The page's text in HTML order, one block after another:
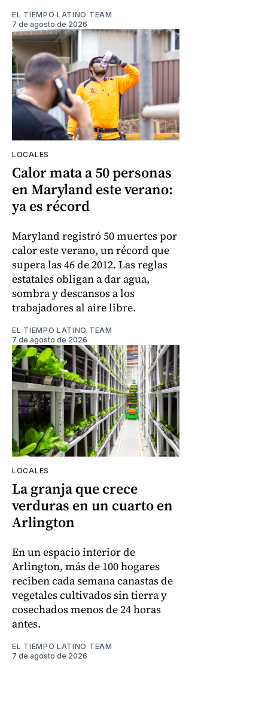
EL TIEMPO LATINO TEAM
7 de agosto de 2026
LOCALES
Calor mata a 50 personas
en Maryland este verano:
ya es récord
Maryland registró 50 muertes por
calor este verano, un récord que
supera las 46 de 2012. Las reglas
estatales obligan a dar agua,
sombra y descansos a los
trabajadores al aire libre.
EL TIEMPO LATINO TEAM
7 de agosto de 2026
LOCALES
La granja que crece
verduras en un cuarto en
Arlington
En un espacio interior de
Arlington, más de 100 hogares
reciben cada semana canastas de
vegetales cultivados sin tierra y
cosechados menos de 24 horas
antes.
EL TIEMPO LATINO TEAM
7 de agosto de 2026